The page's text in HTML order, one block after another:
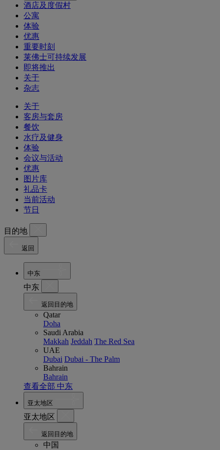
酒店及度假村
公寓
体验
优惠
重要时刻
莱佛士可持续发展
即将推出
关于
杂志
关于
客房与套房
餐饮
水疗及健身
体验
会议与活动
优惠
图片库
礼品卡
当前活动
节日
目的地
返回
中东
中东
返回目的地
Qatar
Doha
Saudi Arabia
Makkah Jeddah The Red Sea
UAE
Dubai Dubai - The Palm
Bahrain
Bahrain
查看全部 中东
亚太地区
亚太地区
返回目的地
中国